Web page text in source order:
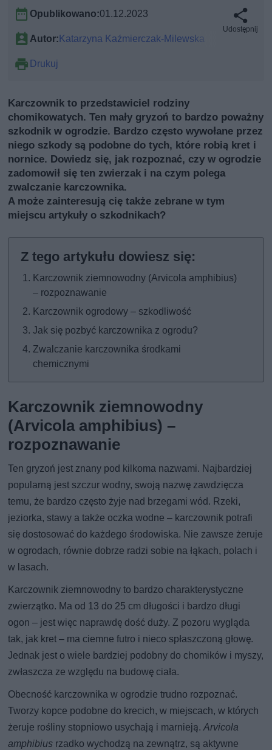
Opublikowano:01.12.2023
Autor:Katarzyna Kaźmierczak-Milewska
Drukuj
Udostępnij
Karczownik to przedstawiciel rodziny
chomikowatych. Ten mały gryzoń to bardzo poważny
szkodnik w ogrodzie. Bardzo często wywołane przez
niego szkody są podobne do tych, które robią kret i
nornice. Dowiedz się, jak rozpoznać, czy w ogrodzie
zadomowił się ten zwierzak i na czym polega
zwalczanie karczownika.
A może zainteresują cię także zebrane w tym
miejscu artykuły o szkodnikach?
Karczownik ziemnowodny (Arvicola amphibius)
– rozpoznawanie
Karczownik ogrodowy – szkodliwość
Jak się pozbyć karczownika z ogrodu?
Zwalczanie karczownika środkami
chemicznymi
Karczownik ziemnowodny
(Arvicola amphibius) –
rozpoznawanie
Ten gryzoń jest znany pod kilkoma nazwami. Najbardziej
popularną jest szczur wodny, swoją nazwę zawdzięcza
temu, że bardzo często żyje nad brzegami wód. Rzeki,
jeziorka, stawy a także oczka wodne – karczownik potrafi
się dostosować do każdego środowiska. Nie zawsze żeruje
w ogrodach, równie dobrze radzi sobie na łąkach, polach i
w lasach.
Karczownik ziemnowodny to bardzo charakterystyczne
zwierzątko. Ma od 13 do 25 cm długości i bardzo długi
ogon – jest więc naprawdę dość duży. Z pozoru wygląda
tak, jak kret – ma ciemne futro i nieco spłaszczoną głowę.
Jednak jest o wiele bardziej podobny do chomików i myszy,
zwłaszcza ze względu na budowę ciała.
Obecność karczownika w ogrodzie trudno rozpoznać.
Tworzy kopce podobne do krecich, w miejscach, w których
żeruje rośliny stopniowo usychają i marnieją.Arvicola
amphibius rzadko wychodzą na zewnątrz, są aktywne